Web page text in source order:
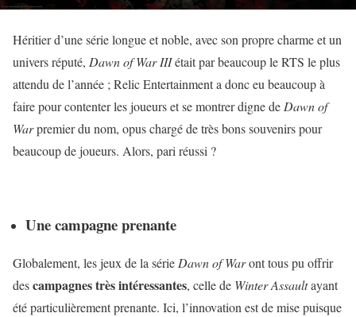
Héritier d’une série longue et noble, avec son propre charme et un
univers réputé, Dawn of War IIIétait par beaucoup le RTS le plus
attendu de l’année ; Relic Entertainment a donc eu beaucoup à
faire pour contenter les joueurs et se montrer digne de Dawn of
Warpremier du nom, opus chargé de très bons souvenirs pour
beaucoup de joueurs. Alors, pari réussi ?
Une campagne prenante
Globalement, les jeux de la sérieDawn of Waront tous pu offrir
descampagnes très intéressantes, celle de Winter Assaultayant
été particulièrement prenante. Ici, l’innovation est de mise puisque